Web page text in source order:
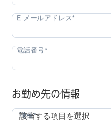
お勤め先の情報
職種*
該当する項目を選択